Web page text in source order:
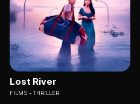
Lost River
FILMS THRILLER